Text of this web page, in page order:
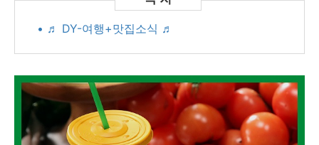
• ♬ DY-여행+맛집소식 ♬